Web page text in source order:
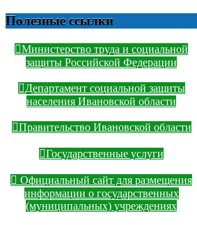
Полезные ссылки
Министерство труда и социальной
защиты Российской Федерации
Департамент социальной защиты
населения Ивановской области
Правительство Ивановской области
Государственные услуги
Официальный сайт для размещения
информации о государственных
(муниципальных) учреждениях